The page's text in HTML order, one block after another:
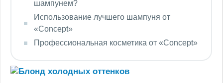
шампунем?
Использование лучшего шампуня от
«Concept»
Профессиональная косметика от «Concept»